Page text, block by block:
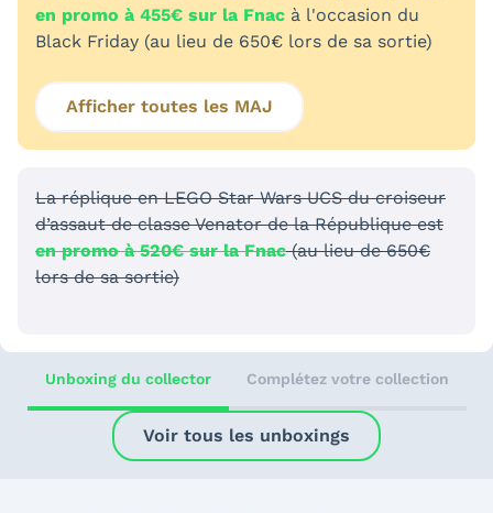
en promo à 455€ sur la Fnac à l'occasion du
Black Friday (au lieu de 650€ lors de sa sortie)
Afficher toutes les MAJ
La réplique en LEGO Star Wars UCS du croiseur
d’assaut de classe Venator de la République est
en promo à 520€ sur la Fnac(au lieu de 650€
lors de sa sortie)
Unboxing du collector Complétez votre collection
Voir tous les unboxings